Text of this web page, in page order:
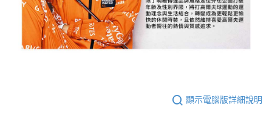
顯示電腦版詳細說明